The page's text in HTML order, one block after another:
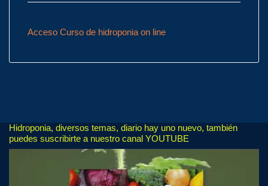
Acceso Curso de hidroponia on line
Hidroponia, diversos temas, diario hay uno nuevo, también
puedes suscribirte a nuestro canal YOUTUBE